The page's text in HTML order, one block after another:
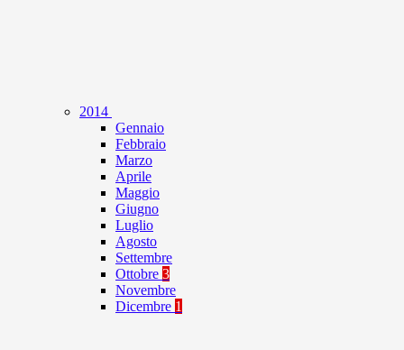
2014
Gennaio
Febbraio
Marzo
Aprile
Maggio
Giugno
Luglio
Agosto
Settembre
Ottobre 3
Novembre
Dicembre 1